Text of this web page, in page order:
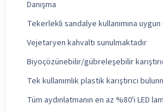
Danışma
Tekerlekli sandalye kullanımına
Vejetaryen kahvaltı sunulmaktadır
Biyoçözünebilir/gübreleşebilir
Tek kullanımlık plastik karıştırıcı
Tüm aydınlatmanın en az %80'i LED